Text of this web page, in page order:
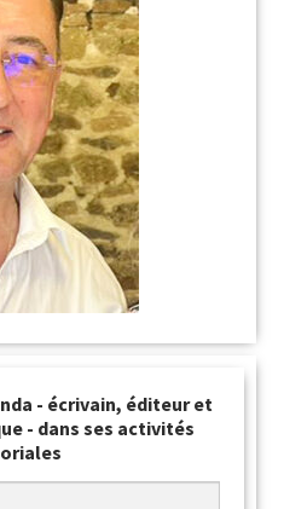
- écrivain, éditeur et
- dans ses activités